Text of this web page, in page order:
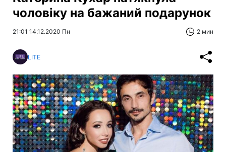
чоловіку на бажаний подарунок
21:01 14.12.2020 Пн 2 мин
LITE